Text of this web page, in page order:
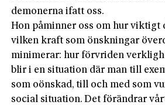
demonerna ifatt oss.
Hon påminner oss om hur viktigt
vilken kraft som önskningar
minimerar: hur förvriden
blir i en situation där man till
som oönskad, till och med som
socia­l situation. Det förändrar